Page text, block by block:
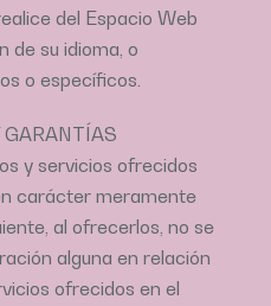
del Espacio Web
de su idioma, o
o específicos.
GARANTÍAS
y servicios ofrecidos
carácter meramente
al ofrecerlos, no se
alguna en relación
ofrecidos en el